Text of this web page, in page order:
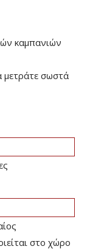
καμπανιών
σωστά
στο χώρο